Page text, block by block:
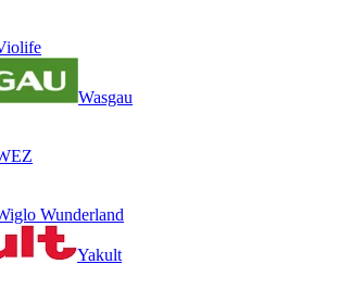
Wasgau
Wunderland
Yakult